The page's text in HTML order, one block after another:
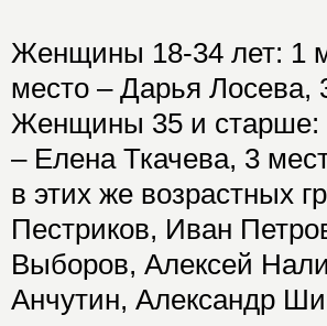
Женщины 18-34 лет: 1
место – Дарья Лосева,
Женщины 35 и старше:
– Елена Ткачева, 3
в этих же возрастных
Пестриков, Иван
Выборов, Алексей
Анчутин, Александр